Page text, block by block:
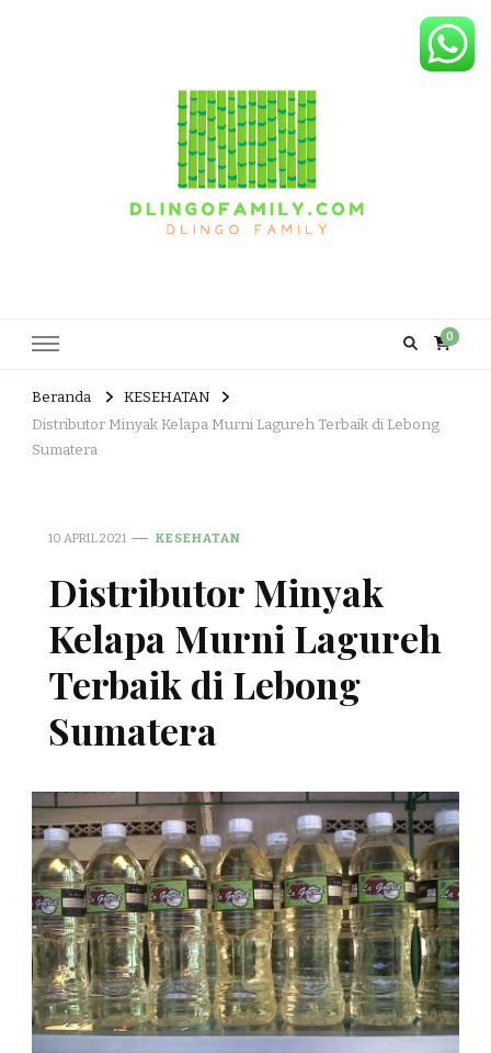
0
Beranda
KESEHATAN
Distributor Minyak Kelapa Murni Lagureh Terbaik di Lebong
Sumatera
10 APRIL 2021 KESEHATAN
Distributor Minyak
Kelapa Murni Lagureh
Terbaik di Lebong
Sumatera